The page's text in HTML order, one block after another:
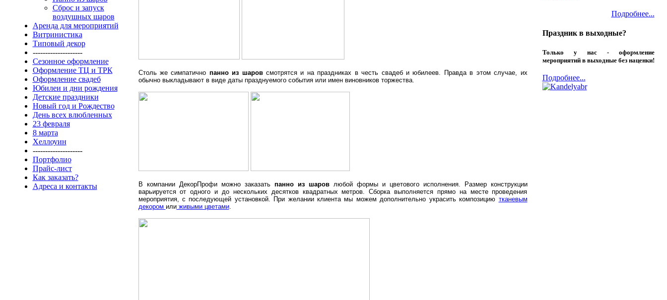
Сброс и запуск
воздушных шаров
Аренда для мероприятий
Витринистика
Типовый декор
--------------------
Сезонное оформление
Оформление ТЦ и ТРК
Оформление свадеб
Юбилеи и дни рождения
Детские праздники
Новый год и Рождество
День всех влюбленных
23 февраля
8 марта
Хеллоуин
--------------------
Портфолио
Прайс-лист
Как заказать?
Адреса и контакты
Столь же симпатично панно из шаровсмотрятся и на праздниках в честь свадеб и юбилеев. Правда в этом случае, их
обычно выкладывают в виде даты празднуемого события или имен виновников торжества.
В компании ДекорПрофи можно заказать панно из шаровлюбой формы и цветового исполнения. Размер конструкции
варьируется от одного и до нескольких десятков квадратных метров. Сборка выполняется прямо на месте проведения
мероприятия, с последующей установкой. При желании клиента мы можем дополнительно украсить композицию тканевым
декором илиживыми цветами.
Подробнее...
Праздник в выходные?
Только у нас - оформление
мероприятий в выходные без наценки!
Подробнее...